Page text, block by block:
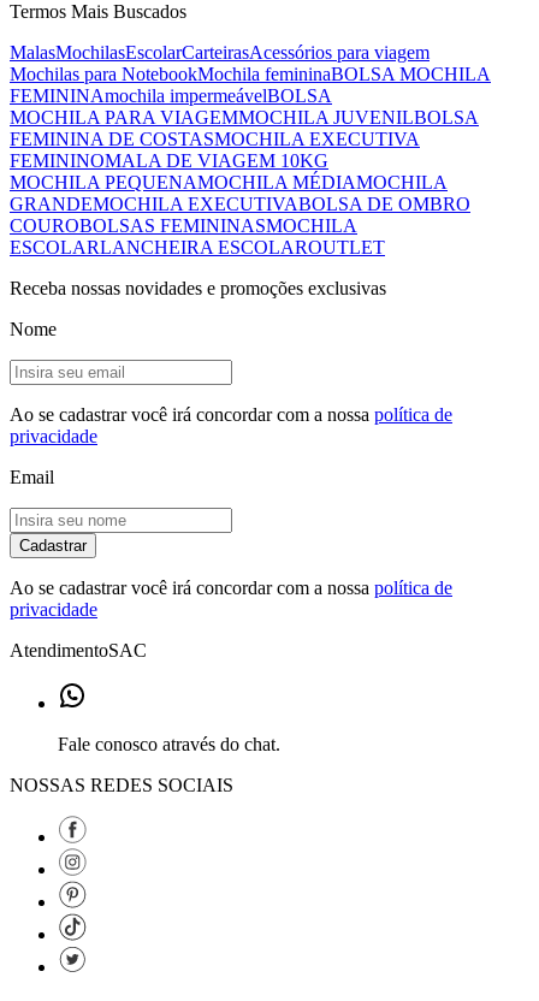
Termos Mais Buscados
MalasMochilasEscolarCarteirasAcessórios para viagem
Mochilas para NotebookMochila femininaBOLSA MOCHILA
FEMININAmochila impermeávelBOLSA
MOCHILA PARA VIAGEMMOCHILA JUVENILBOLSA
FEMININA DE COSTASMOCHILA EXECUTIVA
FEMININOMALA DE VIAGEM 10KG
MOCHILA PEQUENAMOCHILA MÉDIAMOCHILA
GRANDEMOCHILA EXECUTIVABOLSA DE OMBRO
COUROBOLSAS FEMININASMOCHILA
ESCOLARLANCHEIRA ESCOLAROUTLET
Receba nossas novidades e promoções exclusivas
Nome
Ao se cadastrar você irá concordar com a nossa política de
privacidade
Email
Cadastrar
Ao se cadastrar você irá concordar com a nossa política de
privacidade
AtendimentoSAC
Fale conosco através do chat.
NOSSAS REDES SOCIAIS